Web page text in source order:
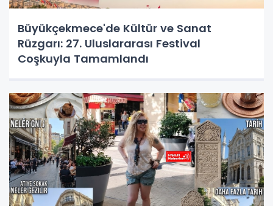
Büyükçekmece'de Kültür ve Sanat
Rüzgarı: 27. Uluslararası Festival
Coşkuyla Tamamlandı